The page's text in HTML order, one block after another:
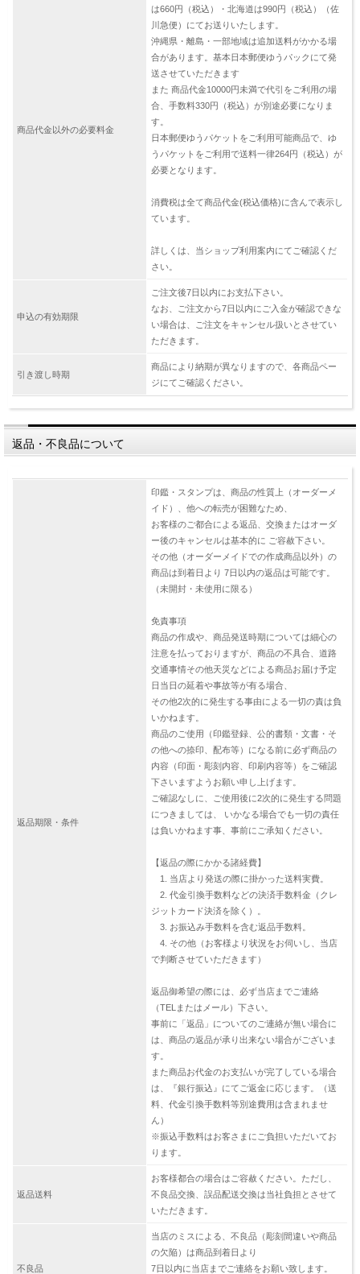
商品代金以外の必要料金
は660円（税込）・北海道は990円（税込）（佐
川急便）にてお送りいたします。
沖縄県・離島・一部地域は追加送料がかかる場
合があります。基本日本郵便ゆうパックにて発
送させていただきます
また 商品代金10000円未満で代引をご利用の場
合、手数料330円（税込）が別途必要になりま
す。
日本郵便ゆうパケットをご利用可能商品で、ゆ
うパケットをご利用で送料一律264円（税込）が
必要となります。
消費税は全て商品代金(税込価格)に含んで表示し
ています。
詳しくは、当ショップ利用案内にてご確認くだ
さい。
申込の有効期限
ご注文後7日以内にお支払下さい。
なお、ご注文から7日以内にご入金が確認できな
い場合は、ご注文をキャンセル扱いとさせてい
ただきます。
引き渡し時期
商品により納期が異なりますので、各商品ペー
ジにてご確認ください。
返品・不良品について
返品期限・条件
印鑑・スタンプは、商品の性質上（オーダーメ
イド）、他への転売が困難なため、
お客様のご都合による返品、交換またはオーダ
ー後のキャンセルは基本的に ご容赦下さい。
その他（オーダーメイドでの作成商品以外）の
商品は到着日より 7日以内の返品は可能です。
（未開封・未使用に限る）
免責事項
商品の作成や、商品発送時期については細心の
注意を払っておりますが、商品の不具合、道路
交通事情その他天災などによる商品お届け予定
日当日の延着や事故等が有る場合、
その他2次的に発生する事由による一切の責は負
いかねます。
商品のご使用（印鑑登録、公的書類・文書・そ
の他への捺印、配布等）になる前に必ず商品の
内容（印面・彫刻内容、印刷内容等）をご確認
下さいますようお願い申し上げます。
ご確認なしに、ご使用後に2次的に発生する問題
につきましては、 いかなる場合でも一切の責任
は負いかねます事、事前にご承知ください。
【返品の際にかかる諸経費】
1. 当店より発送の際に掛かった送料実費。
2. 代金引換手数料などの決済手数料金（クレ
ジットカード決済を除く）。
3. お振込み手数料を含む返品手数料。
4. その他（お客様より状況をお伺いし、当店
で判断させていただきます）
返品御希望の際には、必ず当店までご連絡
（TELまたはメール）下さい。
事前に「返品」についてのご連絡が無い場合に
は、商品の返品が承り出来ない場合がございま
す。
また商品お代金のお支払いが完了している場合
は、『銀行振込』にてご返金に応じます。（送
料、代金引換手数料等別途費用は含まれませ
ん）
※振込手数料はお客さまにご負担いただいてお
ります。
返品送料
お客様都合の場合はご容赦ください。ただし、
不良品交換、誤品配送交換は当社負担とさせて
いただきます。
不良品
当店のミスによる、不良品（彫刻間違いや商品
の欠陥）は商品到着日より
7日以内に当店までご連絡をお願い致します。